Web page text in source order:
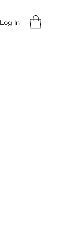
Log In